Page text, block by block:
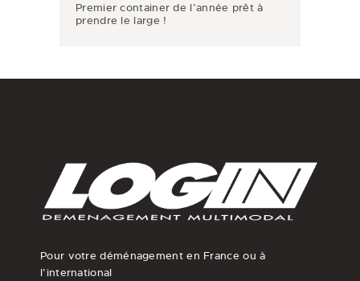
Premier container de l’année prêt à
prendre le large !
Pour votre déménagement en France ou à
l’international